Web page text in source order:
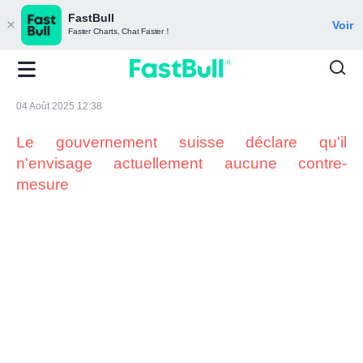
FastBull
Faster Charts, Chat Faster！ Voir
04 Août 2025 12:38
Le gouvernement suisse déclare qu'il
n'envisage actuellement aucune contre-
mesure